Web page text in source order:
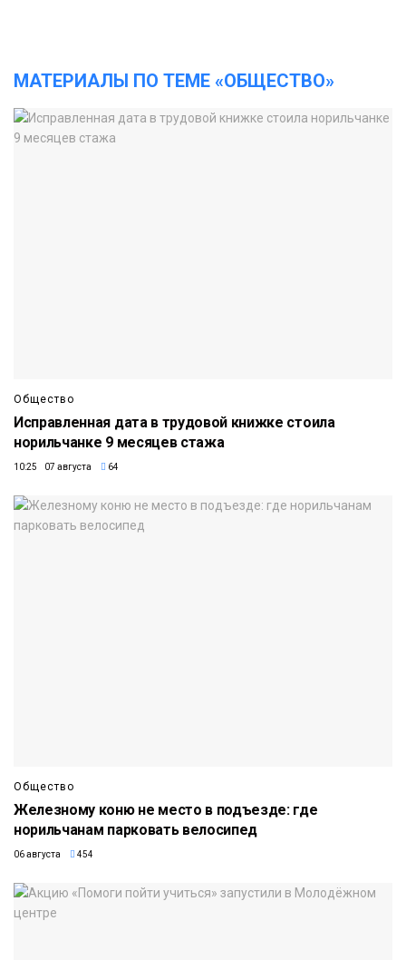
МАТЕРИАЛЫ ПО ТЕМЕ «ОБЩЕСТВО»
Общество
Исправленная дата в трудовой книжке стоила
норильчанке 9 месяцев стажа
10:25 07 августа 64
Общество
Железному коню не место в подъезде: где
норильчанам парковать велосипед
06 августа 454